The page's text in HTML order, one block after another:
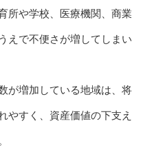
所や学校、医療機関、商業
えで不便さが増してしまい
が増加している地域は、将
やすく、資産価値の下支え